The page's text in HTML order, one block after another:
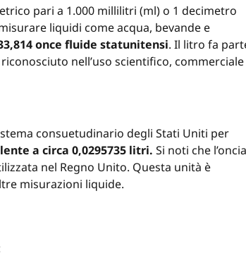
pari a 1.000 millilitri (ml) o 1 decimetro
liquidi come acqua, bevande e
once fluide statunitensi. Il litro fa
nell’uso scientifico, commerciale
consuetudinario degli Stati Uniti per
a circa 0,0295735 litri. Si noti che l’oncia
nel Regno Unito. Questa unità è
misurazioni liquide.